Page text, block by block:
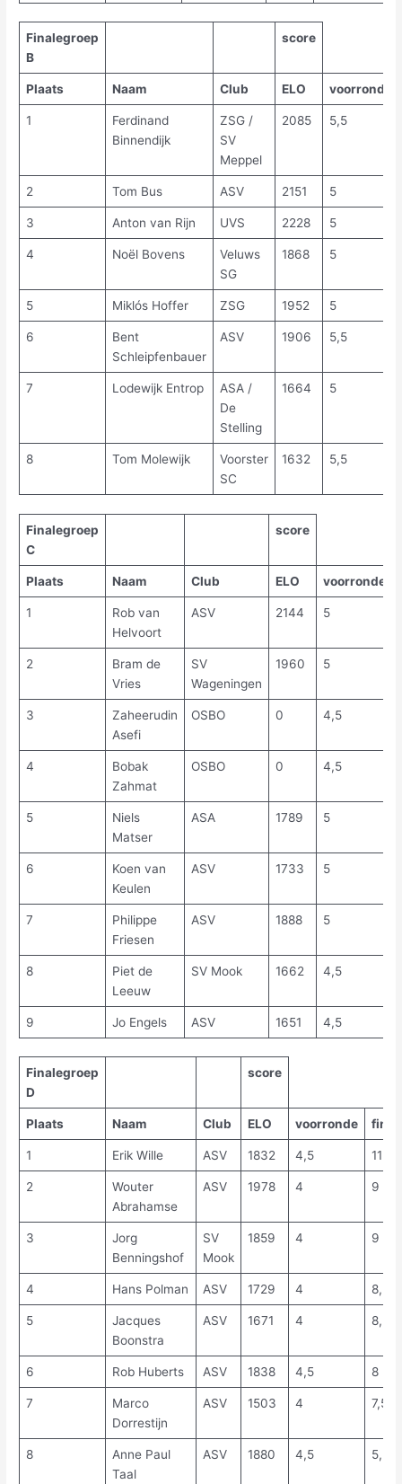
Finalegroep
B
score
Plaats Naam Club ELO voorronde
1
Ferdinand
Binnendijk
ZSG /
SV
Meppel
2085 5,5
2 Tom Bus ASV 2151 5
3 Anton van Rijn UVS 2228 5
4 Noël Bovens
Veluws
SG
1868 5
5 Miklós Hoffer ZSG 1952 5
6
Bent
Schleipfenbauer
ASV 1906 5,5
7 Lodewijk Entrop
ASA /
De
Stelling
1664 5
8 Tom Molewijk
Voorster
SC
1632 5,5
Finalegroep
C
score
Plaats Naam Club ELO voorronde
1
Rob van
Helvoort
ASV 2144 5
2
Bram de
Vries
SV
Wageningen
1960 5
3
Zaheerudin
Asefi
OSBO 0 4,5
4
Bobak
Zahmat
OSBO 0 4,5
5
Niels
Matser
ASA 1789 5
6
Koen van
Keulen
ASV 1733 5
7
Philippe
Friesen
ASV 1888 5
8
Piet de
Leeuw
SV Mook 1662 4,5
9 Jo Engels ASV 1651 4,5
Finalegroep
D
score
Plaats Naam Club ELO voorronde
1 Erik Wille ASV 1832 4,5 11
2
Wouter
Abrahamse
ASV 1978 4 9
3
Jorg
Benningshof
SV
Mook
1859 4 9
4 Hans Polman ASV 1729 4 8,5
5
Jacques
Boonstra
ASV 1671 4 8,5
6 Rob Huberts ASV 1838 4,5 8
7
Marco
Dorrestijn
ASV 1503 4 7,5
8
Anne Paul
Taal
ASV 1880 4,5 5,5